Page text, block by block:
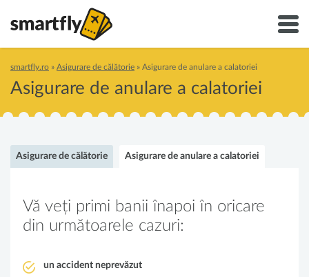
smartfly.ro » Asigurare de călătorie » Asigurare de anulare a calatoriei
Asigurare de anulare a calatoriei
Asigurare de călătorie Asigurare de anulare a calatoriei
Vă veți primi banii înapoi în oricare
din următoarele cazuri:
un accident neprevăzut